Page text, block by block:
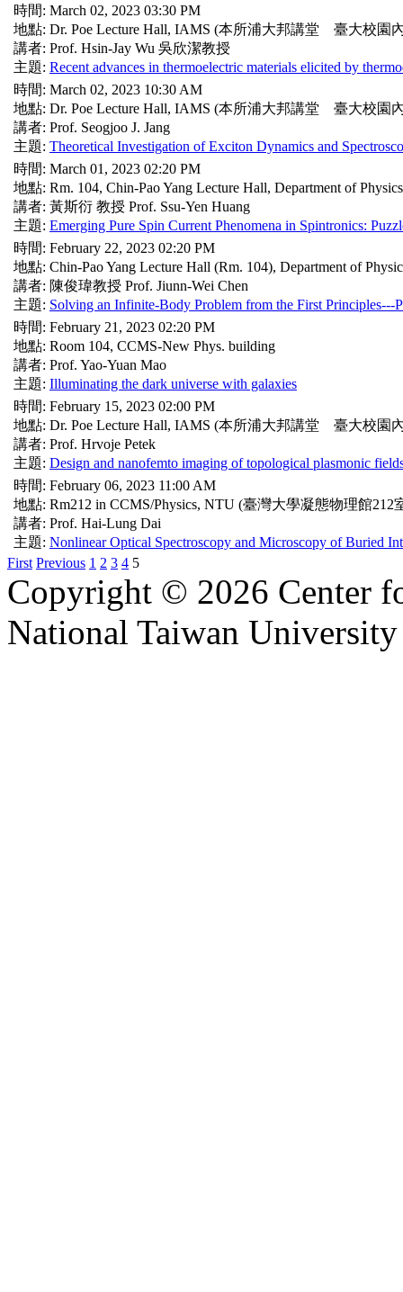
時間: March 02, 2023 03:30 PM
地點: Dr. Poe Lecture Hall, IAMS (本所浦大邦講堂 臺大校園
講者: Prof. Hsin-Jay Wu 吳欣潔教授
主題: Recent advances in thermoelectric materials elicited by
時間: March 02, 2023 10:30 AM
地點: Dr. Poe Lecture Hall, IAMS (本所浦大邦講堂 臺大校園
講者: Prof. Seogjoo J. Jang
主題: Theoretical Investigation of Exciton Dynamics and
時間: March 01, 2023 02:20 PM
地點: Rm. 104, Chin-Pao Yang Lecture Hall, Department of
講者: 黃斯衍 教授 Prof. Ssu-Yen Huang
主題: Emerging Pure Spin Current Phenomena in Spintronics:
時間: February 22, 2023 02:20 PM
地點: Chin-Pao Yang Lecture Hall (Rm. 104), Department of
講者: 陳俊瑋教授 Prof. Jiunn-Wei Chen
主題: Solving an Infinite-Body Problem from the First
時間: February 21, 2023 02:20 PM
地點: Room 104, CCMS-New Phys. building
講者: Prof. Yao-Yuan Mao
主題: Illuminating the dark universe with galaxies
時間: February 15, 2023 02:00 PM
地點: Dr. Poe Lecture Hall, IAMS (本所浦大邦講堂 臺大校園
講者: Prof. Hrvoje Petek
主題: Design and nanofemto imaging of topological plasmonic
時間: February 06, 2023 11:00 AM
地點: Rm212 in CCMS/Physics, NTU (臺灣大學凝態物理館212
講者: Prof. Hai-Lung Dai
主題: Nonlinear Optical Spectroscopy and Microscopy of Buried
First Previous 1 2 3 4 5
Copyright © 2026 Center
National Taiwan University